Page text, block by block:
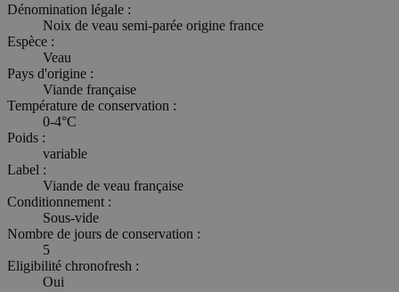
Dénomination légale :
Noix de veau semi-parée origine france
Espèce :
Veau
Pays d'origine :
Viande française
Température de conservation :
0-4°C
Poids :
variable
Label :
Viande de veau française
Conditionnement :
Sous-vide
Nombre de jours de conservation :
5
Eligibilité chronofresh :
Oui